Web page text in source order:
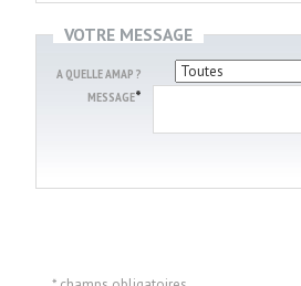
VOTRE MESSAGE
A QUELLE AMAP ?
MESSAGE*